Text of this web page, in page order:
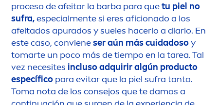
proceso de afeitar la barba para quetu piel no
sufra,especialmente si eres aficionado a los
afeitados apurados y sueles hacerlo a diario. En
este caso, convieneser aún más cuidadosoy
tomarte un poco más de tiempo en la tarea. Tal
vez necesites incluso adquirir algún producto
específico para evitar que la piel sufra tanto.
Toma nota de los consejos que te damos a